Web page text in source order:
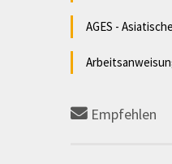
AGES -
Empfehlen